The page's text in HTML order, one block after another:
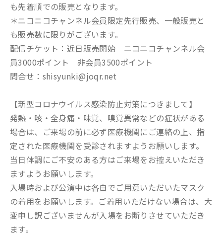
も先着順での販売となります。
＊ニコニコチャンネル会員限定先行販売、一般販売と
も販売数に限りがございます。
配信チケット：近日販売開始 ニコニコチャンネル会
員3000ポイント 非会員3500ポイント
問合せ：shisyunki@joqr.net
【新型コロナウイルス感染防止対策につきまして】
発熱・咳・全身痛・味覚、嗅覚異常などの症状がある
場合は、ご来場の前に必ず医療機関にご連絡の上、指
定された医療機関を受診されますようお願いします。
当日体調にご不安のある方はご来場をお控えいただき
ますようお願いします。
入場時および公演中は各自でご用意いただいたマスク
の着用をお願いします。ご着用いただけない場合は、大
変申し訳ございませんが入場をお断りさせていただき
ます。